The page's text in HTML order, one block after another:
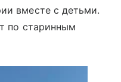
вместе с детьми.
по старинным